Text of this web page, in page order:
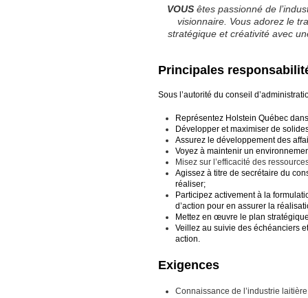
VOUSêtes passionné de
visionnaire. Vous adorez le
stratégique et créativité avec
Principales
Sous l’autorité du conseil
Représentez Holstein Québec
Développer et maximiser de
Assurez le développement des
Voyez à maintenir un
Misez sur l’efficacité des
Agissez à titre de secrétaire du
réaliser;
Participez activement à la
d’action pour en assurer la
Mettez en œuvre le plan
Veillez au suivie des échéanciers
action.
Exigences
Connaissance de l’industrie